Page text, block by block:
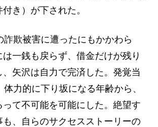
き）が下された。
詐欺被害に遭ったにもかかわら
一銭も戻らず、借金だけが残り
、矢沢は自力で完済した。発覚当
力的に下り坂になる年齢から、
って不可能を可能にした。絶望す
も、自らのサクセスストーリーの